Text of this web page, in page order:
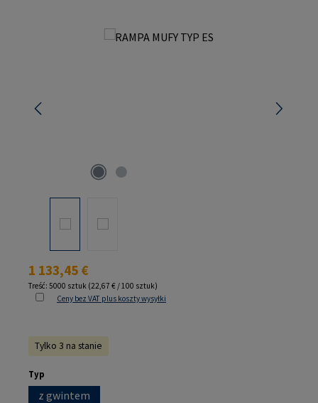
Pomiń galerię zdjęć
Cena regularna:
1 133,45 €
Treść: 5000 sztuk (22,67 € / 100 sztuk)
Ceny bez VAT plus koszty wysyłki
Tylko 3 na stanie
Wybierz
Typ
z gwintem